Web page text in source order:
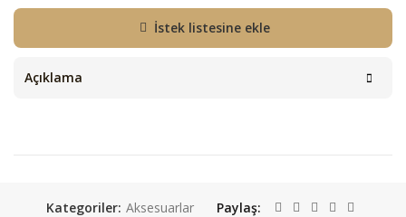
İstek listesine ekle
Açıklama
Kategoriler: Aksesuarlar Paylaş